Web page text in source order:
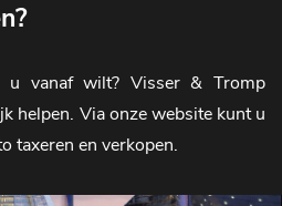
u vanaf wilt? Visser & Tromp
helpen. Via onze website kunt u
taxeren en verkopen.